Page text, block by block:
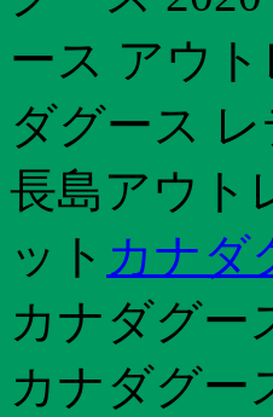
ース アウ
ダグース
長島アウト
ット カナダ
カナダグー
カナダグー